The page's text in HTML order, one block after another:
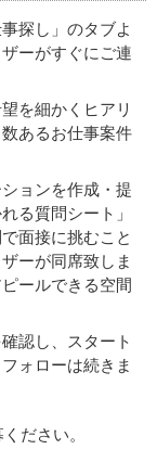
探し」のタブよ
ーがすぐにご連
を細かくヒアリ
あるお仕事案件
ョンを作成・提
る質問シート」
面接に挑むこと
ーが同席致しま
ールできる空間
認し、スタート
ォローは続きま
ださい。